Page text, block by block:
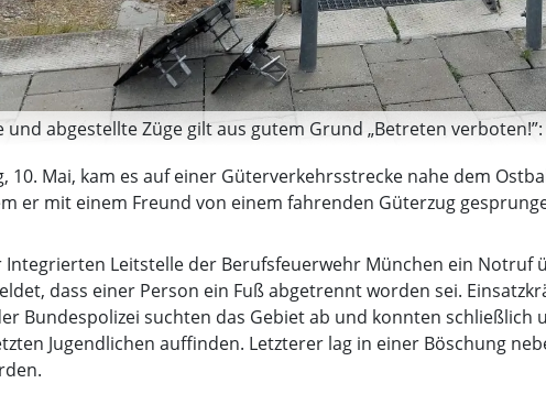
und abgestellte Züge gilt aus gutem Grund „Betreten
10. Mai, kam es auf einer Güterverkehrsstrecke nahe dem
er mit einem Freund von einem fahrenden Güterzug
Integrierten Leitstelle der Berufsfeuerwehr München ein
dass einer Person ein Fuß abgetrennt worden sei.
Bundespolizei suchten das Gebiet ab und konnten
Jugendlichen auffinden. Letzterer lag in einer Böschung